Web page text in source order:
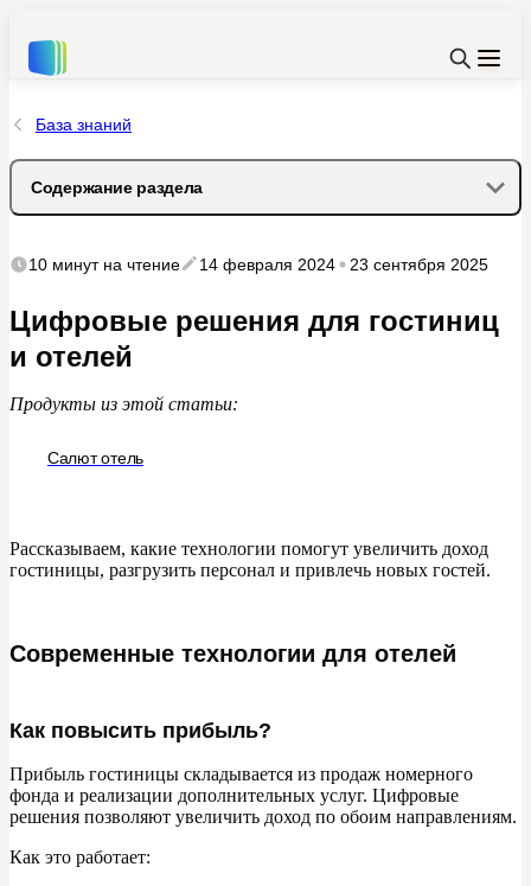
База знаний
Содержание раздела
Современные технологии для отелей
Как повысить прибыль?
Как выбрать решение?
Как Салют Отель помогает бизнесу?
Комфорт клиентов
Отдых
Информация и помощь
10 минутна чтение 14 февраля 2024 23 сентября 2025
Цифровые решения для гостиниц
и отелей
Продукты из этой статьи:
Салют отель
Рассказываем, какие технологии помогут увеличить доход
гостиницы, разгрузить персонал и привлечь новых гостей.
Современные технологии для отелей
Как повысить прибыль?
Прибыль гостиницы складывается из продаж номерного
фонда и реализации дополнительных услуг. Цифровые
решения позволяют увеличить доход по обоим направлениям.
Как это работает: